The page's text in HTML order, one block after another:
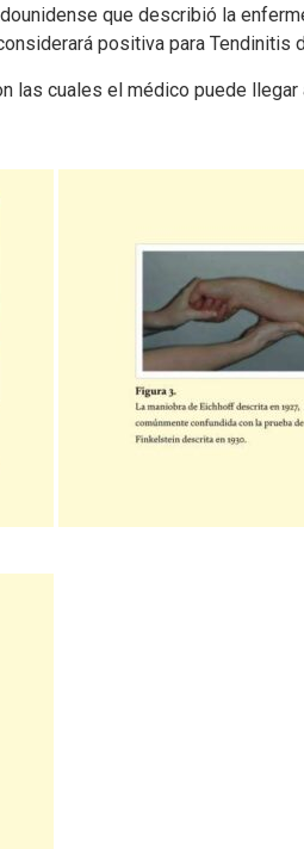
que describió la
positiva para Tendinitis
las cuales el médico puede